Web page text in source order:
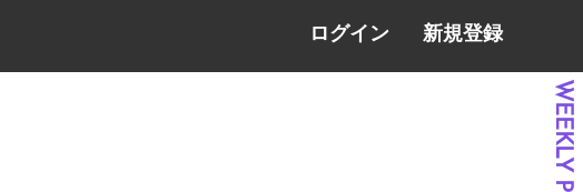
ログイン 新規登録